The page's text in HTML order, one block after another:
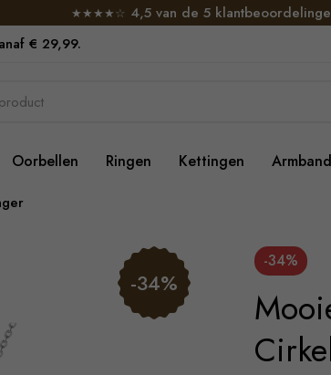
★★★★☆ 4,5 van de 5
€ 29,99.
Oorbellen Ringen Kettingen
-34%
-34%